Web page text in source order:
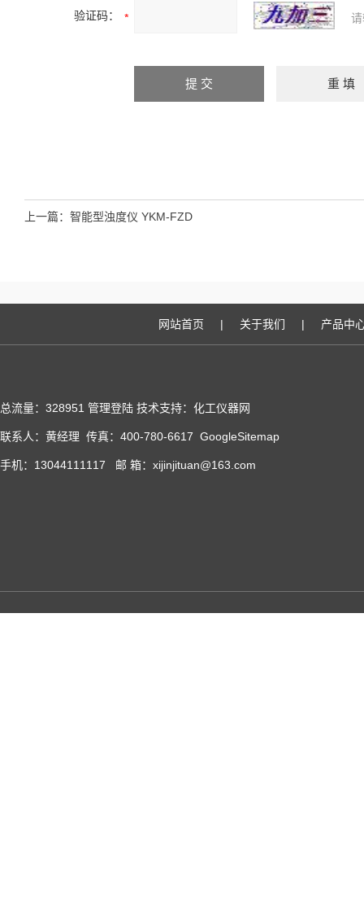
验证码：
上一篇： 智能型浊度仪 YKM-FZD
网站首页 | 关于我们 | 产品中
总流量：328951 管理登陆 技术支持：化工仪器网
联系人：黄经理 传真：400-780-6617 GoogleSitemap
手机：13044111117 邮 箱：xijinjituan@163.com